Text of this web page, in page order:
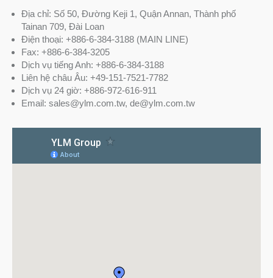
Địa chỉ: Số 50, Đường Keji 1, Quận Annan, Thành phố
Tainan 709, Đài Loan
Điện thoại: +886-6-384-3188 (MAIN LINE)
Fax: +886-6-384-3205
Dịch vụ tiếng Anh: +886-6-384-3188
Liên hệ châu Âu: +49-151-7521-7782
Dịch vụ 24 giờ: +886-972-616-911
Email: sales@ylm.com.tw, de@ylm.com.tw